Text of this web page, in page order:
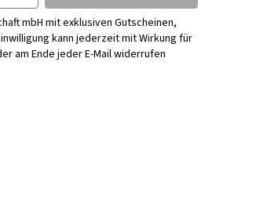
mbH mit exklusiven Gutscheinen,
kann jederzeit mit Wirkung für
am Ende jeder E-Mail widerrufen